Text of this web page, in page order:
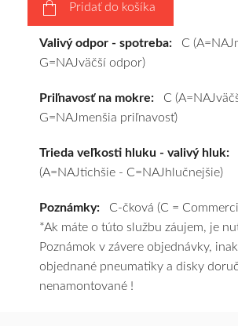
pošleme
zadarmo.
Pridať do košíka
Valivý odpor - spotreba: C
G=NAJväčší odpor)
Priľnavosť na mokre: C
G=NAJmenšia priľnavosť)
Trieda veľkosti hluku - valivý hluk:
(A=NAJtichšie - C=NAJhlučnejšie)
Poznámky: C-čková (C =
*Ak máte o túto službu záujem, je
Poznámok v závere objednávky,
objednané pneumatiky a disky
nenamontované !